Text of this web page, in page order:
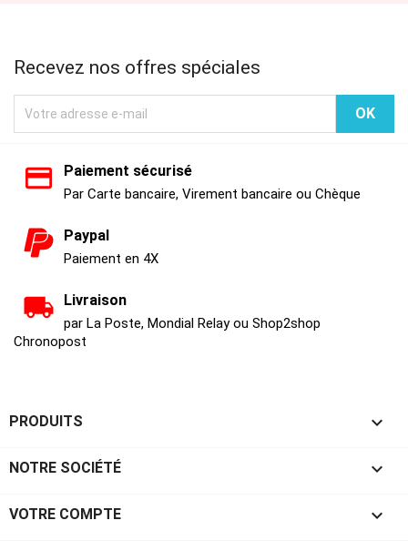
Recevez nos offres spéciales
Paiement sécurisé
Par Carte bancaire, Virement bancaire ou Chèque
Paypal
Paiement en 4X
Livraison
par La Poste, Mondial Relay ou Shop2shop
Chronopost
PRODUITS 
NOTRE SOCIÉTÉ 
VOTRE COMPTE 